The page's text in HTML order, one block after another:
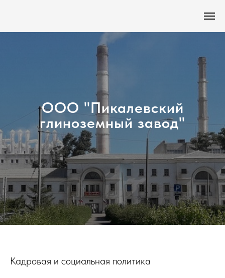
ООО "Пикалевский
глиноземный завод"
Кадровая и социальная политика